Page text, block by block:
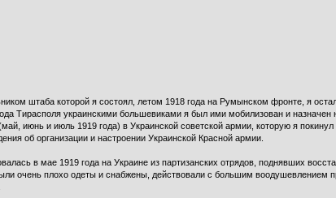
штаба которой я состоял, летом 1918 года на Румынском фронте, я
Тирасполя украинскими большевиками я был ими мобилизован и
июнь и июль 1919 года) в Украинской советской армии, которую я
об организации и настроении Украинской Красной армии.
в мае 1919 года на Украине из партизанских отрядов, поднявших
очень плохо одеты и снабжены, действовали с большим воодушевлением